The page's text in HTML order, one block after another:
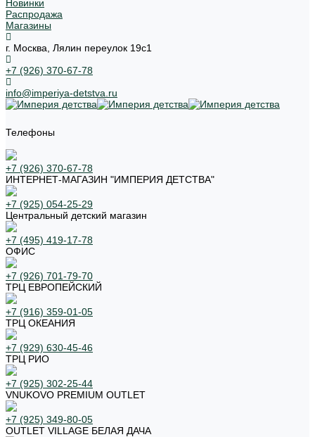
Новинки
Распродажа
Магазины
г. Москва, Лялин переулок 19с1
+7 (926) 370-67-78
info@imperiya-detstva.ru
Телефоны
+7 (926) 370-67-78
ИНТЕРНЕТ-МАГАЗИН "ИМПЕРИЯ ДЕТСТВА"
+7 (925) 054-25-29
Центральный детский магазин
+7 (495) 419-17-78
ОФИС
+7 (926) 701-79-70
ТРЦ ЕВРОПЕЙСКИЙ
+7 (916) 359-01-05
ТРЦ ОКЕАНИЯ
+7 (929) 630-45-46
ТРЦ РИО
+7 (925) 302-25-44
VNUKOVO PREMIUM OUTLET
+7 (925) 349-80-05
OUTLET VILLAGE БЕЛАЯ ДАЧА